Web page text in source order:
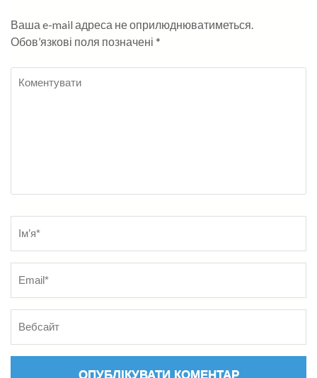
Ваша e-mail адреса не оприлюднюватиметься.
Обов’язкові поля позначені *